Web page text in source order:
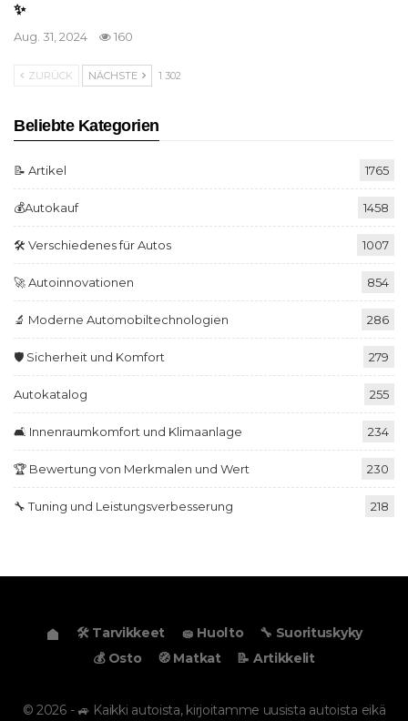
✨
Aug. 31, 2024 160
ZURÜCK NÄCHSTE 1 302
Beliebte Kategorien
📝 Artikel 1765
💰Autokauf 1458
🛠️ Verschiedenes für Autos 1007
🚀 Autoinnovationen 854
🔬 Moderne Automobiltechnologien 286
🛡️ Sicherheit und Komfort 279
Autokatalog 255
🛋️ Innenraumkomfort und Klimaanlage 234
🏆 Bewertung von Merkmalen und Wert 230
🔧 Tuning und Leistungsverbesserung 218
🛠️ Tarvikkeet 🧽 Huolto
🔧 Suorituskyky
💰 Osto
🧭 Matkat 📝 Artikkelit
© 2026 - 🚙 Kaikki autoista, kirjoitamme uusista autoista eikä